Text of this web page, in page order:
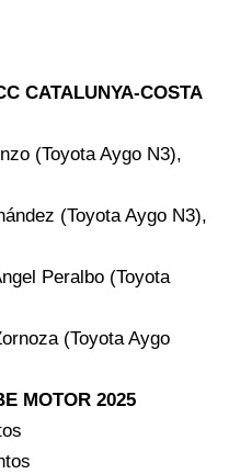
CATALUNYA-COSTA
(Toyota Aygo N3),
(Toyota Aygo N3),
Peralbo (Toyota
(Toyota Aygo
MOTOR 2025